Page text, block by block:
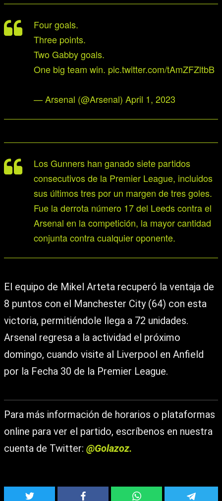
Four goals.
Three points.
Two Gabby goals.
One big team win. pic.twitter.com/tAmZFZltbB
— Arsenal (@Arsenal) April 1, 2023
Los Gunners han ganado siete partidos
consecutivos de la Premier League, incluidos
sus últimos tres por un margen de tres goles.
Fue la derrota número 17 del Leeds contra el
Arsenal en la competición, la mayor cantidad
conjunta contra cualquier oponente.
El equipo de Mikel Arteta recuperó la ventaja de
8 puntos con el Manchester City (64) con esta
victoria, permitiéndole llega a 72 unidades.
Arsenal regresa a la actividad el próximo
domingo, cuando visite al Liverpool en Anfield
por la Fecha 30 de la Premier League.
Para más información de horarios o plataformas
online para ver el partido, escríbenos en nuestra
cuenta de Twitter: @Golazoz.